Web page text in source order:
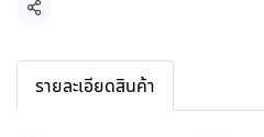
แชร์
รายละเอียดสินค้า